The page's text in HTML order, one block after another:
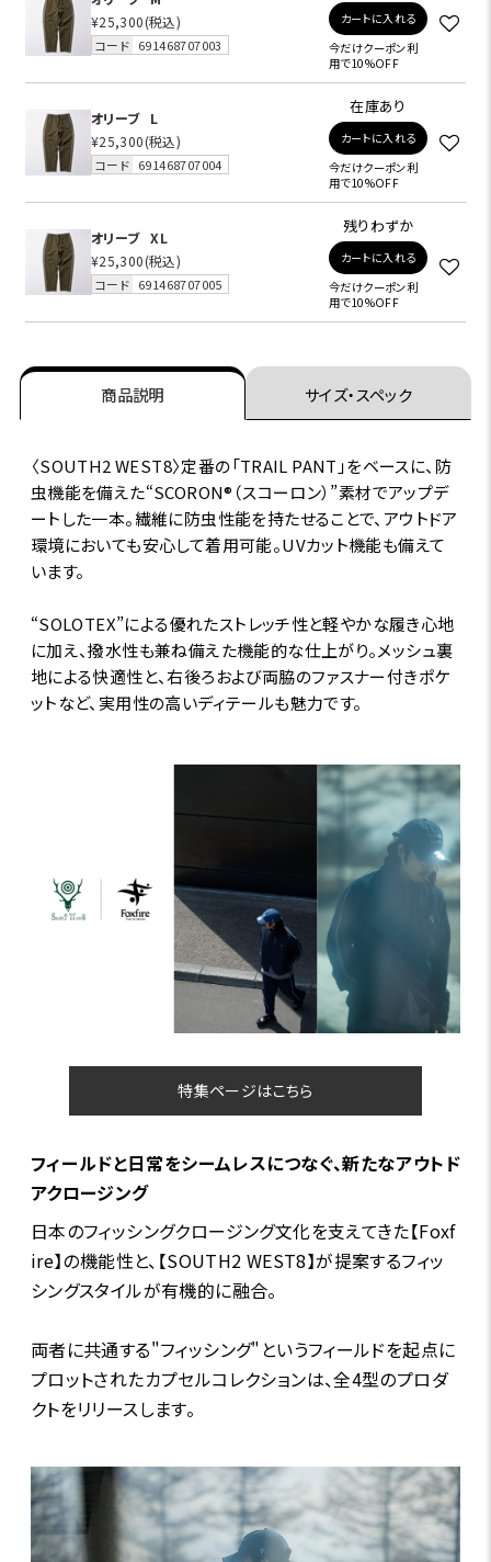
¥25,300(税込)
コード 691468707003
カートに入れる
今だけクーポン利
用で10%OFF
オリーブ
L
¥25,300(税込)
コード 691468707004
在庫あり
カートに入れる
今だけクーポン利
用で10%OFF
オリーブ XL
¥25,300(税込)
コード 691468707005
残りわずか
カートに入れる
今だけクーポン利
用で10%OFF
商品説明 サイズ・スペック
〈SOUTH2 WEST8〉定番の「TRAIL PANT」をベースに、防
虫機能を備えた“SCORON®（スコーロン）”素材でアップデ
ートした一本。繊維に防虫性能を持たせることで、アウトドア
環境においても安心して着用可能。UVカット機能も備えて
います。
“SOLOTEX”による優れたストレッチ性と軽やかな履き心地
に加え、撥水性も兼ね備えた機能的な仕上がり。メッシュ裏
地による快適性と、右後ろおよび両脇のファスナー付きポケ
ットなど、実用性の高いディテールも魅力です。
特集ページはこちら
フィールドと日常をシームレスにつなぐ、新たなアウトド
アクロージング
日本のフィッシングクロージング文化を支えてきた【Foxf
ire】の機能性と、【SOUTH2 WEST8】が提案するフィッ
シングスタイルが有機的に融合。
両者に共通する"フィッシング"というフィールドを起点に
プロットされたカプセルコレクションは、全4型のプロダ
クトをリリースします。